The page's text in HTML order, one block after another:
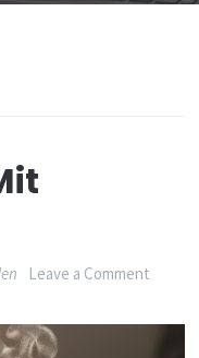
Leave a Comment